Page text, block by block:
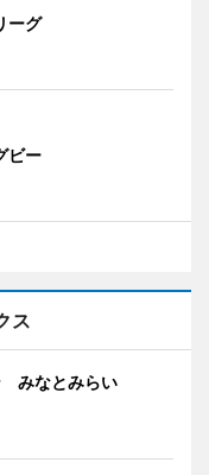
ーグ
ビー
ス
みなとみらい